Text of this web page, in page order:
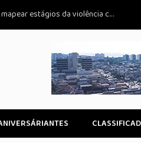
OAB/DF lança violentômetro jurídico para mapear estágios da violência contra a mulher